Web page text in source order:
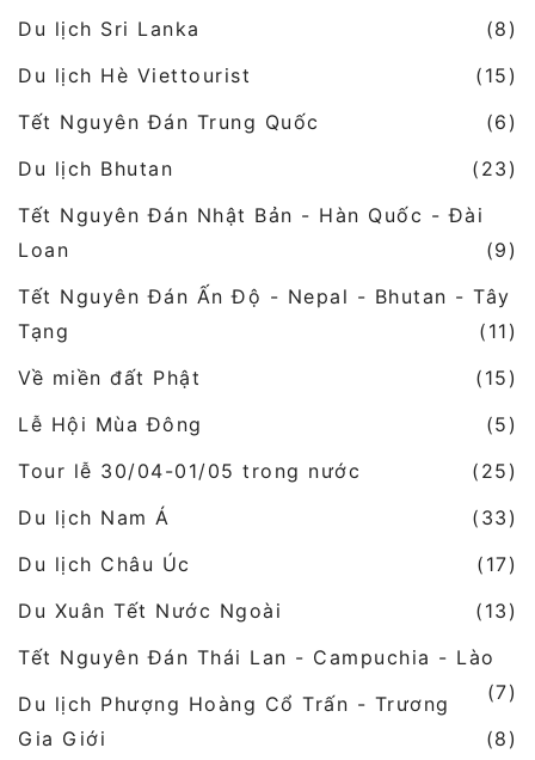
Du lịch Sri Lanka
(8)
Du lịch Hè Viettourist
(15)
Tết Nguyên Đán Trung Quốc
(6)
Du lịch Bhutan
(23)
Tết Nguyên Đán Nhật Bản - Hàn Quốc - Đài
Loan
(9)
Tết Nguyên Đán Ấn Độ - Nepal - Bhutan - Tây
Tạng
(11)
Về miền đất Phật
(15)
Lễ Hội Mùa Đông
(5)
Tour lễ 30/04-01/05 trong nước
(25)
Du lịch Nam Á
(33)
Du lịch Châu Úc
(17)
Du Xuân Tết Nước Ngoài
(13)
Tết Nguyên Đán Thái Lan - Campuchia - Lào
(7)
Du lịch Phượng Hoàng Cổ Trấn - Trương
Gia Giới
(8)